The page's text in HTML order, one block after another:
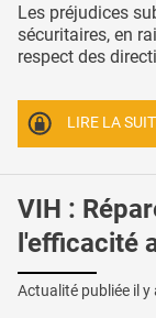
Les préjudices
sécuritaires, en
respect des
LIRE LA
VIH :
l'efficacité
Actualité publiée il y